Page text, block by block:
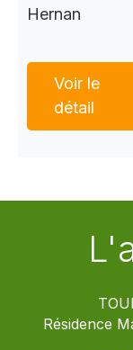
Hernan
Voir le
détail
Résidence